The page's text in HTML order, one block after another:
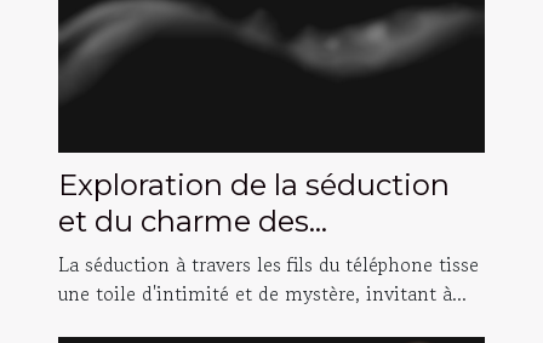
Exploration de la séduction
et du charme des
conversations téléphoniques
intimes
La séduction à travers les fils du téléphone tisse
une toile d'intimité et de mystère, invitant à...